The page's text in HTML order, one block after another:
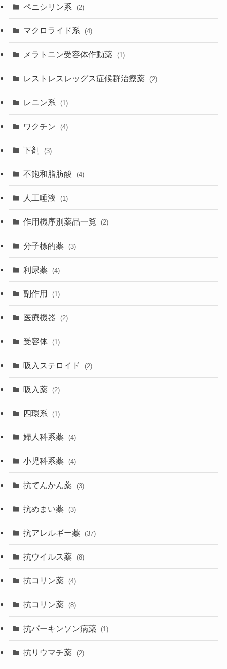
ペニシリン系 (2)
マクロライド系 (4)
メラトニン受容体作動薬 (1)
レストレスレッグス症候群治療薬 (2)
レニン系 (1)
ワクチン (4)
下剤 (3)
不飽和脂肪酸 (4)
人工唾液 (1)
作用機序別薬品一覧 (2)
分子標的薬 (3)
利尿薬 (4)
副作用 (1)
医療機器 (2)
受容体 (1)
吸入ステロイド (2)
吸入薬 (2)
四環系 (1)
婦人科系薬 (4)
小児科系薬 (4)
抗てんかん薬 (3)
抗めまい薬 (3)
抗アレルギー薬 (37)
抗ウイルス薬 (8)
抗コリン薬 (4)
抗コリン薬 (8)
抗パーキンソン病薬 (1)
抗リウマチ薬 (2)